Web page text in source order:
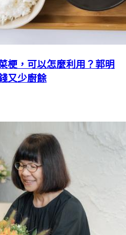
梗，可以怎麼利用？郭明
又少廚餘